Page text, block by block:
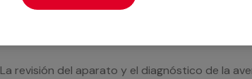
La revisión del aparato y el diagnóstico de la